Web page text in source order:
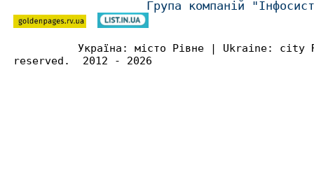
Група компаній
Україна: місто Рівне | Ukraine:
reserved. 2012 - 2026